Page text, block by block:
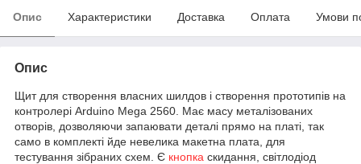
Опис Характеристики Доставка Оплата Умови
Опис
Щит для створення власних шилдов і створення прототипів на
контролері Arduino Mega 2560. Має масу металізованих
отворів, дозволяючи запаювати деталі прямо на платі, так
само в комплекті йде невелика макетна плата, для
тестування зібраних схем. Є кнопка скидання, світлодіод